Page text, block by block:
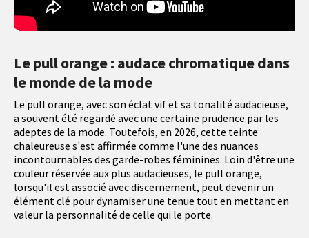
Le pull orange : audace chromatique dans
le monde de la mode
Le pull orange, avec son éclat vif et sa tonalité audacieuse,
a souvent été regardé avec une certaine prudence par les
adeptes de la mode. Toutefois, en 2026, cette teinte
chaleureuse s'est affirmée comme l'une des nuances
incontournables des garde-robes féminines. Loin d'être une
couleur réservée aux plus audacieuses, le pull orange,
lorsqu'il est associé avec discernement, peut devenir un
élément clé pour dynamiser une tenue tout en mettant en
valeur la personnalité de celle qui le porte.